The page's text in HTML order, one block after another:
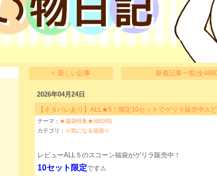
< 新しい記事 新着記事一覧(全
2026年04月24日
【ネタバレあり】ALL★5！限定10セットでゲリラ販売中⚠
テーマ： ★福袋特集★(69165)
カテゴリ： ☆気になる福袋☆
レビューALL５のスコーン福袋がゲリラ販売中！
10セット限定です⚠